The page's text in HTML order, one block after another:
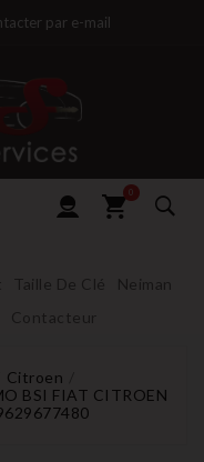
par e-mail
0
Taille De Clé
Neiman
Contacteur
Citroen
BSI FIAT CITROEN